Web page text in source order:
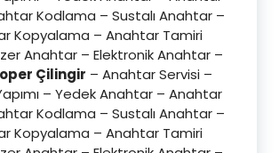
Kodlama – Sustalı Anahtar –
Kopyalama – Anahtar Tamiri
Anahtar – Elektronik Anahtar –
Çilingir – Anahtar Servisi –
– Yedek Anahtar – Anahtar
Kodlama – Sustalı Anahtar –
Kopyalama – Anahtar Tamiri